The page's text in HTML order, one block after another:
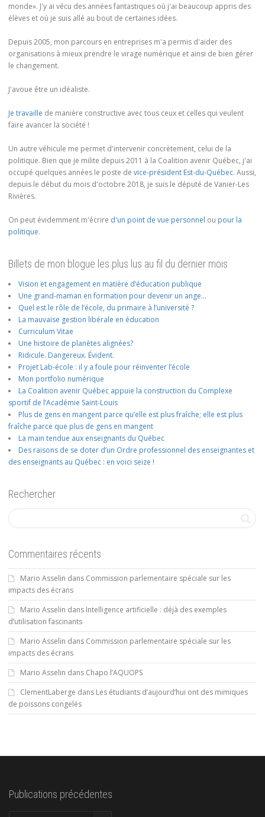
monde». J'y ai vécu des années fantastiques où j'ai beaucoup appris des
élèves et où je suis allé au bout de certaines idées.
Depuis 2005, mon parcours en entreprises m'a permis d'aider des
organisations à mieux prendre le virage numérique et ainsi de bien gérer
le changement.
J'avoue être un idéaliste.
Je travaille de manière constructive avec tous ceux et celles qui veulent
faire avancer la société !
Un autre véhicule me permet d'intervenir concrètement, celui de la
politique. Bien que je milite depuis 2011 à la Coalition avenir Québec, j'ai
occupé quelques années le poste de vice-président Est-du-Québec. Aussi,
depuis le début du mois d'octobre 2018, je suis le député de Vanier-Les
Rivières.
On peut évidemment m'écrire d'un point de vue personnel ou pour la
politique.
Billets de mon blogue les plus lus au fil du dernier mois
Vision et engagement en matière d’éducation publique
Une grand-maman en formation pour devenir un ange…
Quel est le rôle de l’école, du primaire à l’université ?
La mauvaise gestion libérale en éducation
Curriculum Vitae
Une histoire de planètes alignées?
Ridicule. Dangereux. Évident.
Projet Lab-école : il y a foule pour réinventer l’école
Mon portfolio numérique
La Coalition avenir Québec appuie la construction du Complexe
sportif de l’Académie Saint-Louis
Plus de gens en mangent parce qu’elle est plus fraîche; elle est plus
fraîche parce que plus de gens en mangent
La main tendue aux enseignants du Québec
Des raisons de se doter d’un Ordre professionnel des enseignantes et
des enseignants au Québec : en voici seize !
Rechercher
Commentaires récents
Mario Asselin dans Commission parlementaire spéciale sur les
impacts des écrans
Mario Asselin dans Intelligence artificielle : déjà des exemples
d’utilisation fascinants
Mario Asselin dans Commission parlementaire spéciale sur les
impacts des écrans
Mario Asselin dans Chapo l’AQUOPS
ClementLaberge dans Les étudiants d’aujourd’hui ont des mimiques
de poissons congelés
Publications précédentes